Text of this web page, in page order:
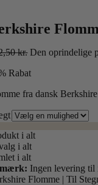
kr. Den oprindelige
Rabat
fra dansk
i alt
i alt
i alt
Ingen levering til
Flomme | Til